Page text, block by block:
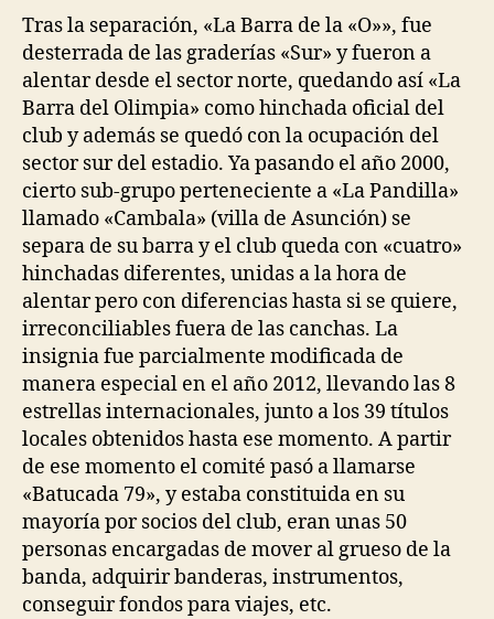
Tras la separación, «La Barra de la «O»», fue
desterrada de las graderías «Sur» y fueron a
alentar desde el sector norte, quedando así «La
Barra del Olimpia» como hinchada oficial del
club y además se quedó con la ocupación del
sector sur del estadio. Ya pasando el año 2000,
cierto sub-grupo perteneciente a «La Pandilla»
llamado «Cambala» (villa de Asunción) se
separa de su barra y el club queda con «cuatro»
hinchadas diferentes, unidas a la hora de
alentar pero con diferencias hasta si se quiere,
irreconciliables fuera de las canchas. La
insignia fue parcialmente modificada de
manera especial en el año 2012, llevando las 8
estrellas internacionales, junto a los 39 títulos
locales obtenidos hasta ese momento. A partir
de ese momento el comité pasó a llamarse
«Batucada 79», y estaba constituida en su
mayoría por socios del club, eran unas 50
personas encargadas de mover al grueso de la
banda, adquirir banderas, instrumentos,
conseguir fondos para viajes, etc.